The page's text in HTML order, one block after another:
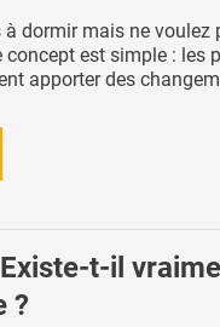
dormir mais ne voulez
concept est simple : les
apporter des
t-il
?